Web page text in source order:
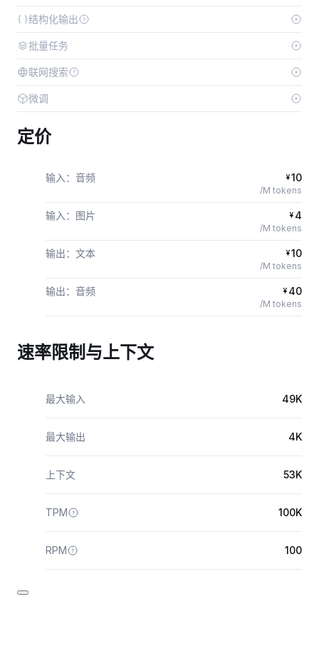
结构化输出
批量任务
联网搜索
微调
定价
输入：音频 ¥10
/M tokens
输入：图片 ¥ 4
/M tokens
输出：文本 ¥10
/M tokens
输出：音频 ¥ 40
/M tokens
速率限制与上下文
最大输入 49K
最大输出 4K
上下文 53K
TPM 100K
RPM 100